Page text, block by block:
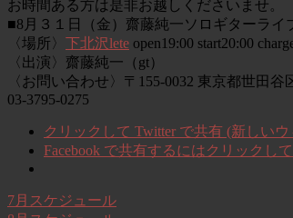
お時間ある方は是非お越しくださいませ。
■8月３１日（金）齋藤純一ソロギターライ
〈場所〉 下北沢lete open19:00 start20:00
〈出演〉齋藤純一（gt）
〈お問い合わせ〉〒155-0032 東京都世田谷
03-3795-0275
クリックして Twitter で共有 (新しい
Facebook で共有するにはクリックし
7月スケジュール